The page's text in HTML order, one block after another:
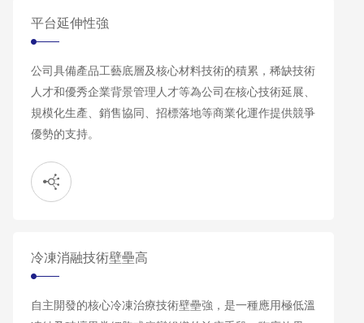
平台延伸性強
公司具備產品工藝底層及核心材料技術的積累，稀缺技術
人才和優秀企業背景管理人才等為公司在核心技術延展、
規模化生產、銷售協同、招標落地等商業化運作提供競爭
優勢的支持。
冷凍消融技術壁壘高
自主開發的核心冷凍治療技術壁壘強，是一種應用極低溫